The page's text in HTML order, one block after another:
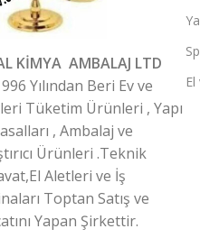
KİMYA AMBALAJ LTD
Yılından Beri Ev ve
Tüketim Ürünleri , Yapı
, Ambalaj ve
Ürünleri .Teknik
Aletleri ve İş
Toptan Satış ve
Yapan Şirkettir.